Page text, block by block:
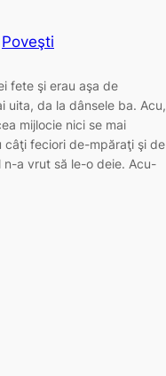
Poveşti
fete şi erau aşa de
uita, da la dânsele ba. Acu,
mijlocie nici se mai
câţi feciori de-mpăraţi şi de
a vrut să le-o deie. Acu-